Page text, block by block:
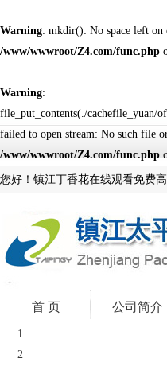
Warning: mkdir(): No space left on
/www/wwwroot/Z4.com/func.php
Warning:
file_put_contents(./cachefile_yuan/
failed to open stream: No such file
/www/wwwroot/Z4.com/func.php
您好！镇江丁香花在线观看免费
首 页 公司简介
1
2